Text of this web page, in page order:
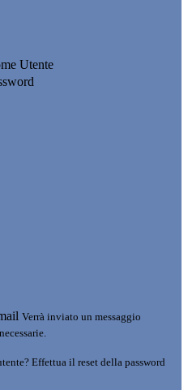
Utente
Verrà inviato un messaggio
Effettua il reset della password